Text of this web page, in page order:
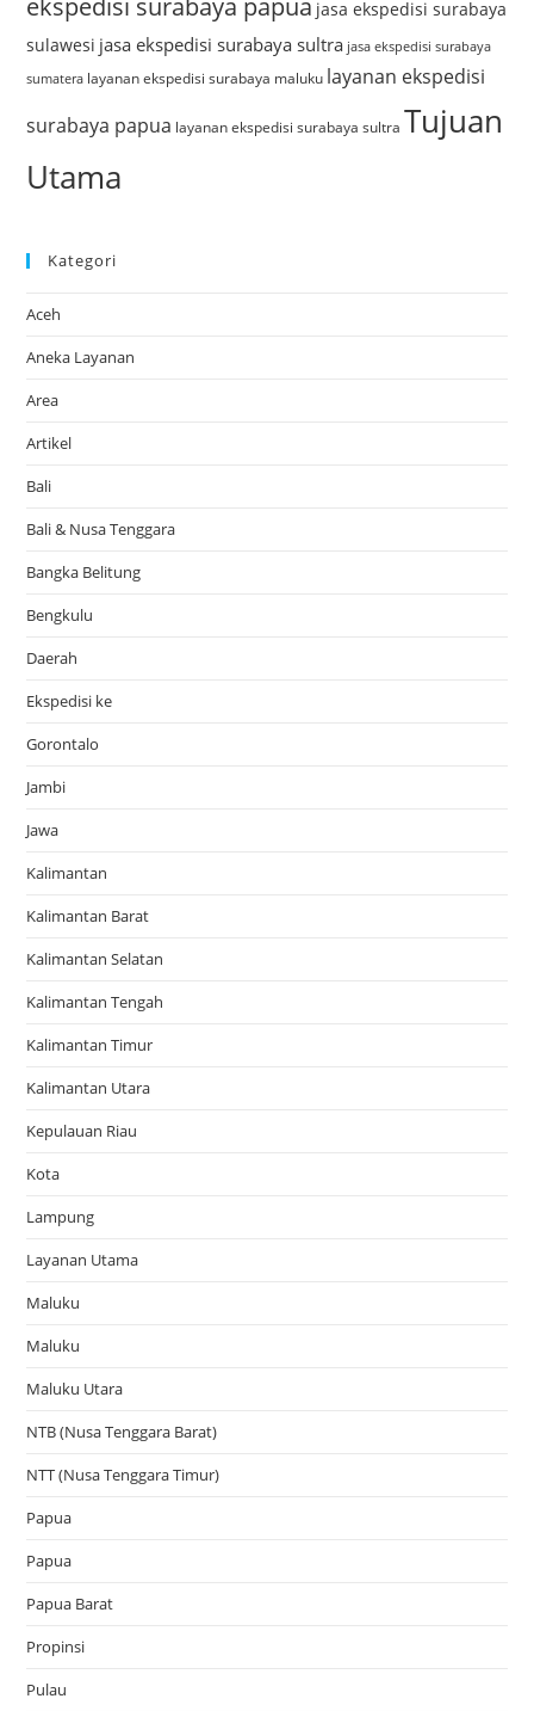
jasa ekspedisi surabaya
sulawesi jasa ekspedisi surabaya sultra jasa ekspedisi surabaya
sumatera layanan ekspedisi surabaya maluku layanan ekspedisi
surabaya papua layanan ekspedisi surabaya sultra Tujuan
Utama
Kategori
Aceh
Aneka Layanan
Area
Artikel
Bali
Bali & Nusa Tenggara
Bangka Belitung
Bengkulu
Daerah
Ekspedisi ke
Gorontalo
Jambi
Jawa
Kalimantan
Kalimantan Barat
Kalimantan Selatan
Kalimantan Tengah
Kalimantan Timur
Kalimantan Utara
Kepulauan Riau
Kota
Lampung
Layanan Utama
Maluku
Maluku
Maluku Utara
NTB (Nusa Tenggara Barat)
NTT (Nusa Tenggara Timur)
Papua
Papua
Papua Barat
Propinsi
Pulau